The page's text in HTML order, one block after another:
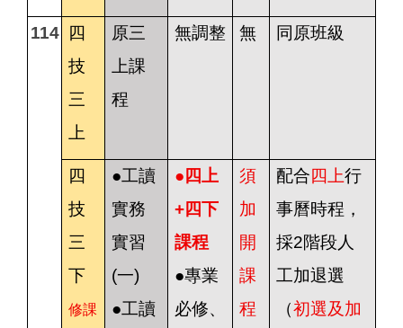
114 四
技
三
上
原三
上課
程
無調整 無 同原班級
四
技
三
下
修課
●工讀
實務
實習
(一)
●工讀
● 四上
+四下
課程
●專業
必修、
須
加
開
課
程
配合四上行
事曆時程，
採2階段人
工加退選
（初選及加